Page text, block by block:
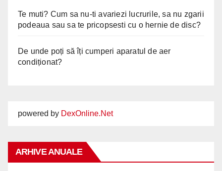
Te muti? Cum sa nu-ti avariezi lucrurile, sa nu zgarii
podeaua sau sa te pricopsesti cu o hernie de disc?
De unde poți să îți cumperi aparatul de aer
condiționat?
powered by DexOnline.Net
ARHIVE ANUALE